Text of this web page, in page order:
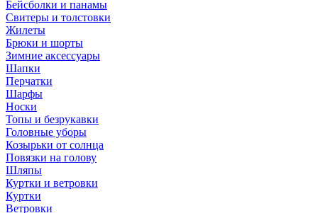
Бейсболки и панамы
Свитеры и толстовки
Жилеты
Брюки и шорты
Зимние аксессуары
Шапки
Перчатки
Шарфы
Носки
Топы и безрукавки
Головные уборы
Козырьки от солнца
Повязки на голову
Шляпы
Куртки и ветровки
Куртки
Ветровки